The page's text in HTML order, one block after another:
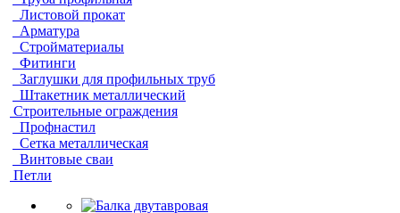
Листовой прокат
Арматура
Стройматериалы
Фитинги
Заглушки для профильных труб
Штакетник металлический
Строительные ограждения
Профнастил
Сетка металлическая
Винтовые сваи
Петли